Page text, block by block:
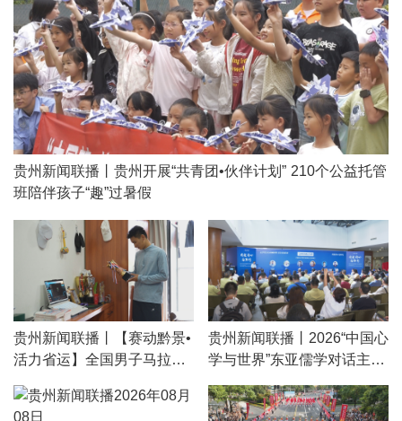
贵州新闻联播丨贵州开展“共青团•伙伴计划” 210个公益托管
班陪伴孩子“趣”过暑假
贵州新闻联播丨【赛动黔景•
活力省运】全国男子马拉松
靠近亚洲纪录
贵州新闻联播丨2026“中国心
学与世界”东亚儒学对话主旨
行